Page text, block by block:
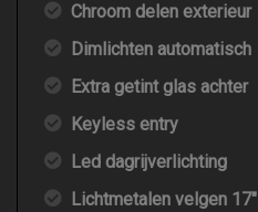
Chroom delen exterieur
Dimlichten automatisch
Extra getint glas achter
Keyless entry
Led dagrijverlichting
Lichtmetalen velgen 17"